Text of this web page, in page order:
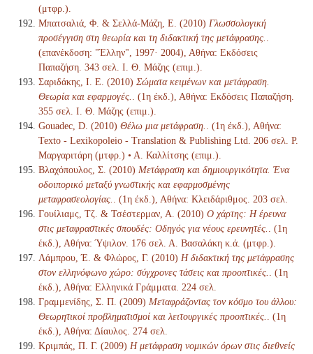
(μτφρ.).
Μπατσαλιά, Φ. & Σελλά-Μάζη, Ε. (2010) Γλωσσολογική
προσέγγιση στη θεωρία και τη διδακτική της μετάφρασης.
(επανέκδοση: "Έλλην", 1997· 2004), Αθήνα: Εκδόσεις
Παπαζήση. 343 σελ. Ι. Θ. Μάζης (επιμ.).
Σαριδάκης, Ι. Ε. (2010) Σώματα κειμένων και μετάφραση.
Θεωρία και εφαρμογές.
. (1η έκδ.), Αθήνα: Εκδόσεις Παπαζήση.
355 σελ. Ι. Θ. Μάζης (επιμ.).
Gouadec, D. (2010) Θέλω μια μετάφραση.
. (1η έκδ.), Αθήνα:
Texto - Lexikopoleio - Translation & Publishing Ltd. 206 σελ. Ρ.
Μαργαριτάρη (μτφρ.) • Α. Καλλίτσης (επιμ.).
Βλαχόπουλος, Σ. (2010) Μετάφραση και δημιουργικότητα. Ένα
οδοιπορικό μεταξύ γνωστικής και εφαρμοσμένης
μεταφρασεολογίας.
. (1η έκδ.), Αθήνα: Κλειδάριθμος. 203 σελ.
Γουίλιαμς, Τζ. & Τσέστερμαν, Α. (2010) Ο χάρτης: Η έρευνα
στις μεταφραστικές σπουδές: Οδηγός για νέους ερευνητές.
. (1η
έκδ.), Αθήνα: Ύψιλον. 176 σελ. Α. Βασαλάκη κ.ά. (μτφρ.).
Λάμπρου, Έ. & Φλώρος, Γ. (2010) Η διδακτική της μετάφρασης
στον ελληνόφωνο χώρο: σύγχρονες τάσεις και προοπτικές.
. (1η
έκδ.), Αθήνα: Ελληνικά Γράμματα. 224 σελ.
Γραμμενίδης, Σ. Π. (2009) Μεταφράζοντας τον κόσμο του άλλου:
Θεωρητικοί προβληματισμοί και λειτουργικές προοπτικές.
. (1η
έκδ.), Αθήνα: Δίαυλος. 274 σελ.
Κριμπάς, Π. Γ. (2009) Η μετάφραση νομικών όρων στις διεθνείς